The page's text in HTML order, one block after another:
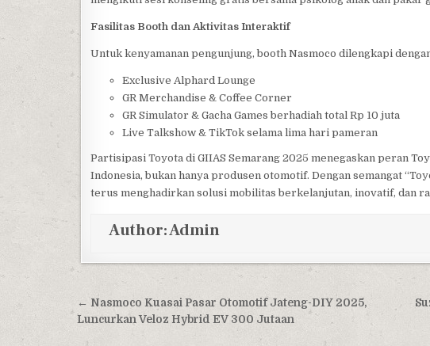
Fasilitas Booth dan Aktivitas Interaktif
Untuk kenyamanan pengunjung, booth Nasmoco dilengkapi
Exclusive Alphard Lounge
GR Merchandise & Coffee Corner
GR Simulator & Gacha Games berhadiah total Rp 10 juta
Live Talkshow & TikTok selama lima hari pameran
Partisipasi Toyota di GIIAS Semarang 2025 menegaskan peran
Indonesia, bukan hanya produsen otomotif. Dengan semangat
terus menghadirkan solusi mobilitas berkelanjutan, inovatif, dan
Author:Admin
Post navigation
← Nasmoco Kuasai Pasar Otomotif Jateng-DIY 2025,
Luncurkan Veloz Hybrid EV 300 Jutaan